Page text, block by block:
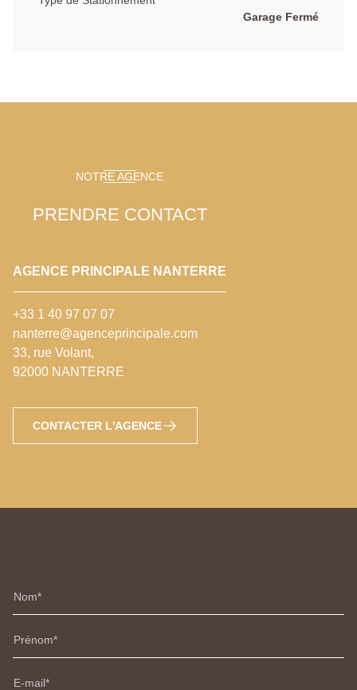
Garage Fermé
NOTRE AGENCE
PRENDRE CONTACT
AGENCE PRINCIPALE NANTERRE
+33 1 40 97 07 07
nanterre@agenceprincipale.com
33, rue Volant,
92000 NANTERRE
CONTACTER L'AGENCE
Nom
Prénom
E-mail